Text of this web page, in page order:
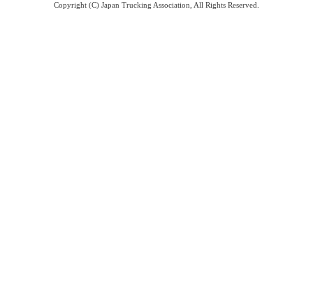
Copyright (C) Japan Trucking Association, All Rights Reserved.